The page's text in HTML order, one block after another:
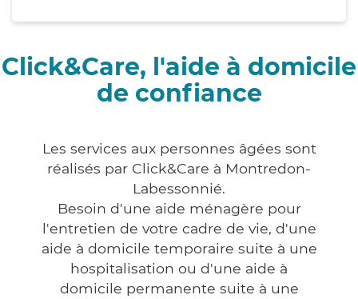
Click&Care, l'aide à domicile
de confiance
Les services aux personnes âgées sont
réalisés par Click&Care à Montredon-
Labessonnié.
Besoin d'une aide ménagère pour
l'entretien de votre cadre de vie, d'une
aide à domicile temporaire suite à une
hospitalisation ou d'une aide à
domicile permanente suite à une